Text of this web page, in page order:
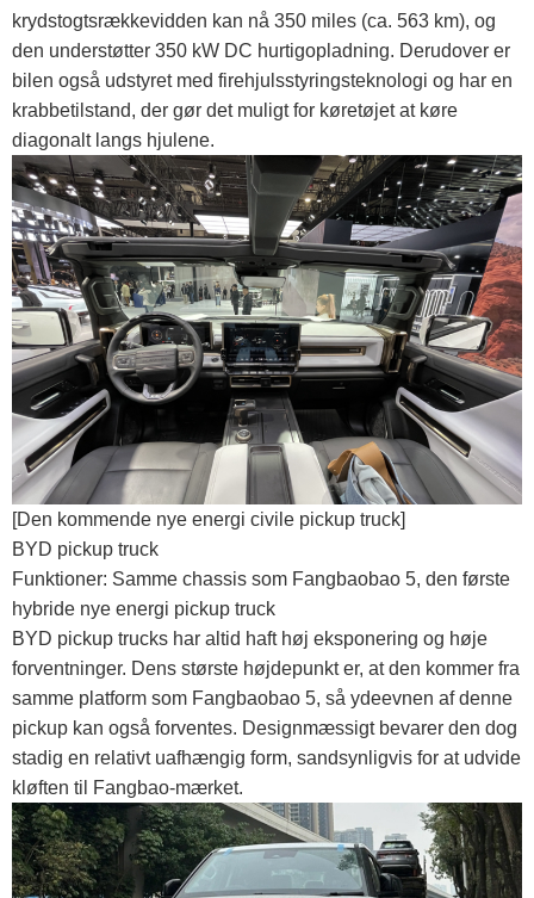
krydstogtsrækkevidden kan nå 350 miles (ca. 563 km), og
den understøtter 350 kW DC hurtigopladning. Derudover er
bilen også udstyret med firehjulsstyringsteknologi og har en
krabbetilstand, der gør det muligt for køretøjet at køre
diagonalt langs hjulene.
[Den kommende nye energi civile pickup truck]
BYD pickup truck
Funktioner: Samme chassis som Fangbaobao 5, den første
hybride nye energi pickup truck
BYD pickup trucks har altid haft høj eksponering og høje
forventninger. Dens største højdepunkt er, at den kommer fra
samme platform som Fangbaobao 5, så ydeevnen af ​​denne
pickup kan også forventes. Designmæssigt bevarer den dog
stadig en relativt uafhængig form, sandsynligvis for at udvide
kløften til Fangbao-mærket.